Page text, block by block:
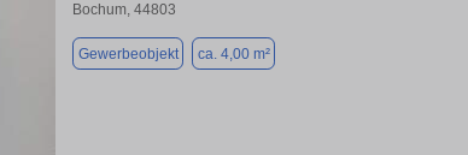
Bochum, 44803
Gewerbeobjekt ca. 4,00 m²